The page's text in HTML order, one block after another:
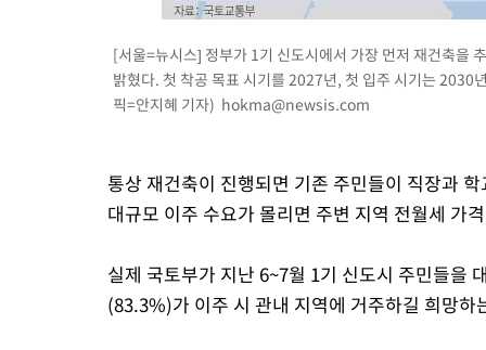
[서울=뉴시스] 정부가 1기 신도시에서 가장 먼저 재건축을
밝혔다. 첫 착공 목표 시기를 2027년, 첫 입주 시기는 2030
픽=안지혜 기자) hokma@newsis.com
통상 재건축이 진행되면 기존 주민들이 직장과
대규모 이주 수요가 몰리면 주변 지역 전월세 가
실제 국토부가 지난 6~7월 1기 신도시 주민들을
(83.3%)가 이주 시 관내 지역에 거주하길 희망하